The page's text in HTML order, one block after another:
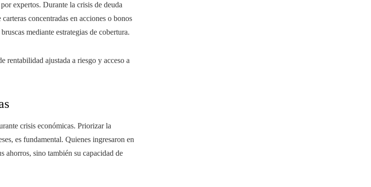
expertos. Durante la crisis de deuda
concentradas en acciones o bonos
mediante estrategias de cobertura.
rentabilidad ajustada a riesgo y acceso a
crisis económicas. Priorizar la
es fundamental. Quienes ingresaron en
ahorros, sino también su capacidad de